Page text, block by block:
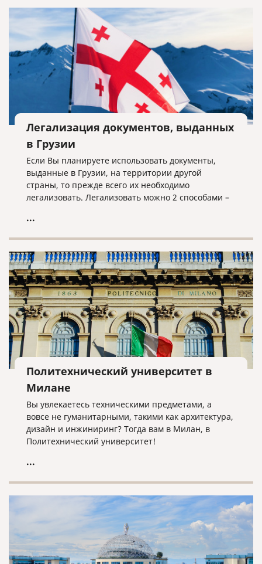
становится еще сложнее. Но если выбор уже пал
на Италию, мы поможем разобраться во многих
нюансах.
Легализация документов, выданных
в Грузии
Если Вы планируете использовать документы,
выданные в Грузии, на территории другой
страны, то прежде всего их необходимо
легализовать. Легализовать можно 2 способами –
консульская легализация. Для того, чтобы понять
Если страна входит в список стран подписавших
Гаагскую конвенцию, то проставляется штамп
апостиль. Если не входит, то выполняется полная
консульская легализация.
...
Политехнический университет в
Милане
Вы увлекаетесь техническими предметами, а
вовсе не гуманитарными, такими как архитектура,
дизайн и инжиниринг? Тогда вам в Милан, в
Политехнический университет!
...